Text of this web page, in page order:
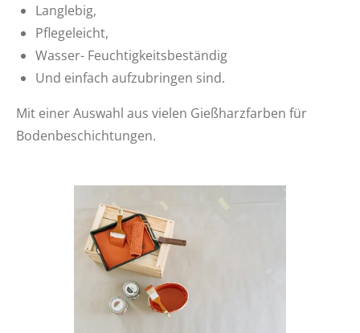
Langlebig,
Pflegeleicht,
Wasser- Feuchtigkeitsbeständig
Und einfach aufzubringen sind.
Mit einer Auswahl aus vielen Gießharzfarben für
Bodenbeschichtungen.